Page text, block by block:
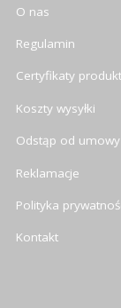
O nas
Regulamin
Certyfikaty
Koszty wysyłki
Odstąp od umowy
Reklamacje
Polityka
Kontakt